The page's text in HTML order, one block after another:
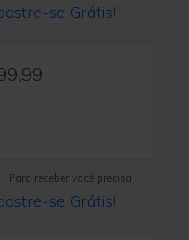
se Grátis!
Para receber você precisa
se Grátis!